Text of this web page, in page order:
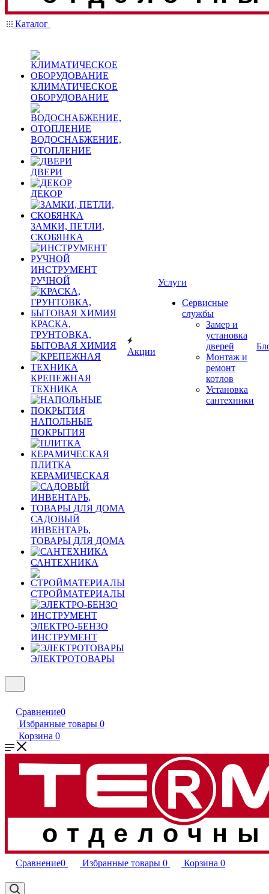
Каталог
КЛИМАТИЧЕСКОЕ
ОБОРУДОВАНИЕ
ВОДОСНАБЖЕНИЕ,
ОТОПЛЕНИЕ
ДВЕРИ
ДЕКОР
ЗАМКИ, ПЕТЛИ,
СКОБЯНКА
ИНСТРУМЕНТ
РУЧНОЙ
КРАСКА,
ГРУНТОВКА,
БЫТОВАЯ ХИМИЯ
КРЕПЕЖНАЯ
ТЕХНИКА
НАПОЛЬНЫЕ
ПОКРЫТИЯ
ПЛИТКА
КЕРАМИЧЕСКАЯ
САДОВЫЙ
ИНВЕНТАРЬ,
ТОВАРЫ ДЛЯ ДОМА
САНТЕХНИКА
СТРОЙМАТЕРИАЛЫ
ЭЛЕКТРО-БЕНЗО
ИНСТРУМЕНТ
ЭЛЕКТРОТОВАРЫ
Акции
Услуги
Сервисные
службы
Замер и
установка
дверей
Монтаж и
ремонт
котлов
Установка
сантехники
Сравнение0
Избранные товары 0
Корзина 0
Сравнение0 Избранные товары 0 Корзина 0